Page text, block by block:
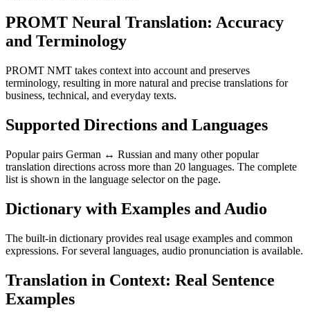
PROMT Neural Translation: Accuracy
and Terminology
PROMT NMT takes context into account and preserves
terminology, resulting in more natural and precise translations for
business, technical, and everyday texts.
Supported Directions and Languages
Popular pairs German ↔ Russian and many other popular
translation directions across more than 20 languages. The complete
list is shown in the language selector on the page.
Dictionary with Examples and Audio
The built-in dictionary provides real usage examples and common
expressions. For several languages, audio pronunciation is available.
Translation in Context: Real Sentence
Examples